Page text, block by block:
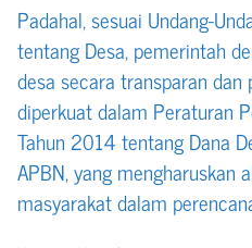
Padahal, sesuai Undang-
tentang Desa, pemerintah
desa secara transparan
diperkuat dalam Peraturan
Tahun 2014 tentang Dana
APBN, yang mengharuskan
masyarakat dalam